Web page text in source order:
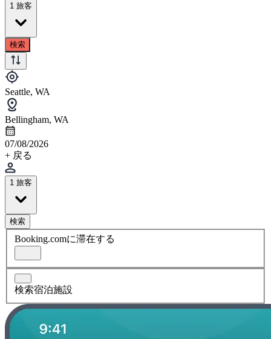
1 旅客
検索
Seattle, WA
Bellingham, WA
07/08/2026
+ 戻る
1 旅客
検索
Booking.comに滞在する
検索宿泊施設